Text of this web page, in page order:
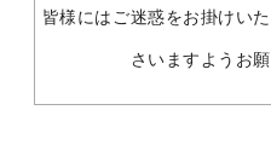
皆様にはご迷惑をお掛けい
さいますようお